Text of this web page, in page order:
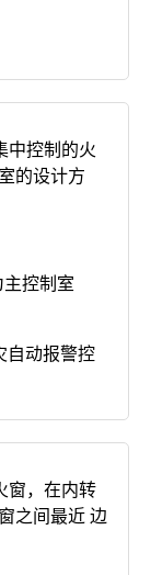
中控制的火
的设计方
控制室
自动报警控
窗，在内转
之间最近 边